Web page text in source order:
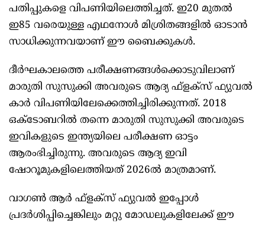
പതിപ്പുകളെ വിപണിയിലെത്തിച്ചത്. ഇ20 മുതല്‍
ഇ85 വരെയുള്ള എഥനോള്‍ മിശ്രിതങ്ങളില്‍ ഓടാന്‍
സാധിക്കുന്നവയാണ് ഈ ബൈക്കുകള്‍.
ദീര്‍ഘകാലത്തെ പരീക്ഷണങ്ങള്‍ക്കൊടുവിലാണ്
മാരുതി സുസുക്കി അവരുടെ ആദ്യ ഫ്‌ളക്‌സ് ഫ്യുവല്‍
കാര്‍ വിപണിയിലേക്കെത്തിച്ചിരിക്കുന്നത്. 2018
ഒക്ടോബറില്‍ തന്നെ മാരുതി സുസുക്കി അവരുടെ
ഇവികളുടെ ഇന്ത്യയിലെ പരീക്ഷണ ഓട്ടം
ആരംഭിച്ചിരുന്നു. അവരുടെ ആദ്യ ഇവി
ഷോറൂമുകളിലെത്തിയത് 2026ല്‍ മാത്രമാണ്.
വാഗണ്‍ ആര്‍ ഫ്‌ളക്‌സ് ഫ്യുവല്‍ ഇപ്പോള്‍
പ്രദര്‍ശിപ്പിച്ചെങ്കിലും മറ്റു മോഡലുകളിലേക്ക് ഈ